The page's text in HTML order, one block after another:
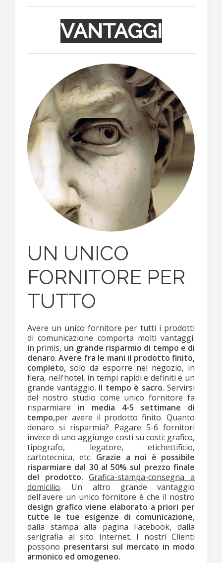
VANTAGGI
UN UNICO
FORNITORE PER
TUTTO
Avere un unico fornitore per tutti i prodotti
di comunicazione comporta molti vantaggi:
in primis, un grande risparmio di tempo e di
denaro.Avere fra le mani il prodotto finito,
completo, solo da esporre nel negozio, in
fiera, nell'hotel, in tempi rapidi e definiti è un
grande vantaggio. Il tempo è sacro. Servirsi
del nostro studio come unico fornitore fa
risparmiare in media 4-5 settimane di
tempo,per avere il prodotto finito. Quanto
denaro si risparmia? Pagare 5-6 fornitori
invece di uno aggiunge costi su costi: grafico,
tipografo, legatore, etichettificio,
cartotecnica, etc. Grazie a noi è possibile
risparmiare dal 30 al 50% sul prezzo finale
del prodotto. Grafica-stampa-consegna a
domicilio. Un altro grande vantaggio
dell'avere un unico fornitore è che il nostro
design grafico viene elaborato a priori per
tutte le tue esigenze di comunicazione,
dalla stampa alla pagina Facebook, dalla
serigrafia al sito Internet. I nostri Clienti
possono presentarsi sul mercato in modo
armonico ed omogeneo.